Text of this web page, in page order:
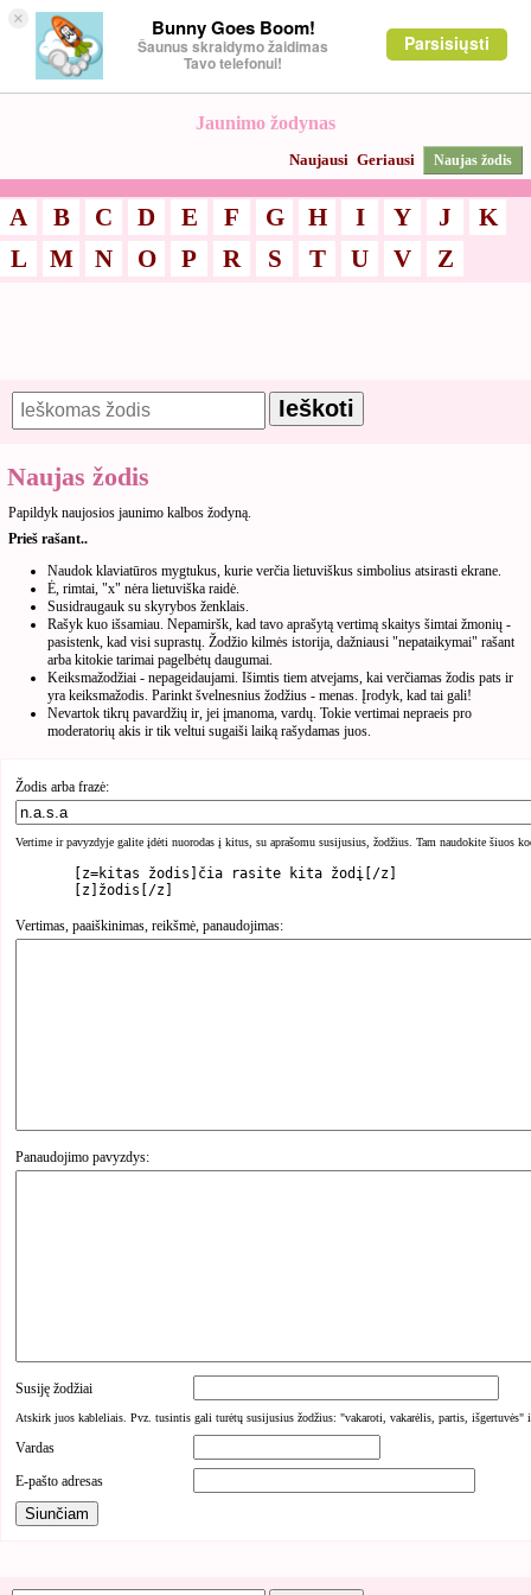
× Bunny Goes Boom!
Šaunus skraidymo žaidimas
Tavo telefonui!
Parsisiųsti
Jaunimo žodynas
Naujausi Geriausi Naujas žodis
A B C D E F G H I Y J
K
L
M N O P R S T U V Z
Naujas žodis
Papildyk naujosios jaunimo kalbos žodyną.
Prieš rašant..
Naudok klaviatūros mygtukus, kurie verčia lietuviškus simbolius atsirasti ekrane.
Ė, rimtai, "x" nėra lietuviška raidė.
Susidraugauk su skyrybos ženklais.
Rašyk kuo išsamiau. Nepamiršk, kad tavo aprašytą vertimą skaitys šimtai žmonių -
pasistenk, kad visi suprastų. Žodžio kilmės istorija, dažniausi "nepataikymai" rašant
arba kitokie tarimai pagelbėtų daugumai.
Keiksmažodžiai - nepageidaujami. Išimtis tiem atvejams, kai verčiamas žodis pats ir
yra keiksmažodis. Parinkt švelnesnius žodžius - menas. Įrodyk, kad tai gali!
Nevartok tikrų pavardžių ir, jei įmanoma, vardų. Tokie vertimai nepraeis pro
moderatorių akis ir tik veltui sugaiši laiką rašydamas juos.
Žodis arba frazė:
Vertime ir pavyzdyje galite įdėti nuorodas į kitus, su aprašomu susijusius, žodžius. Tam naudokite šiuos
Vertimas, paaiškinimas, reikšmė, panaudojimas:
Panaudojimo pavyzdys:
Susiję žodžiai
Atskirk juos kableliais. Pvz. tusintis gali turėtų susijusius žodžius: "vakaroti, vakarėlis, partis, išgertuvės"
Vardas
E-pašto adresas